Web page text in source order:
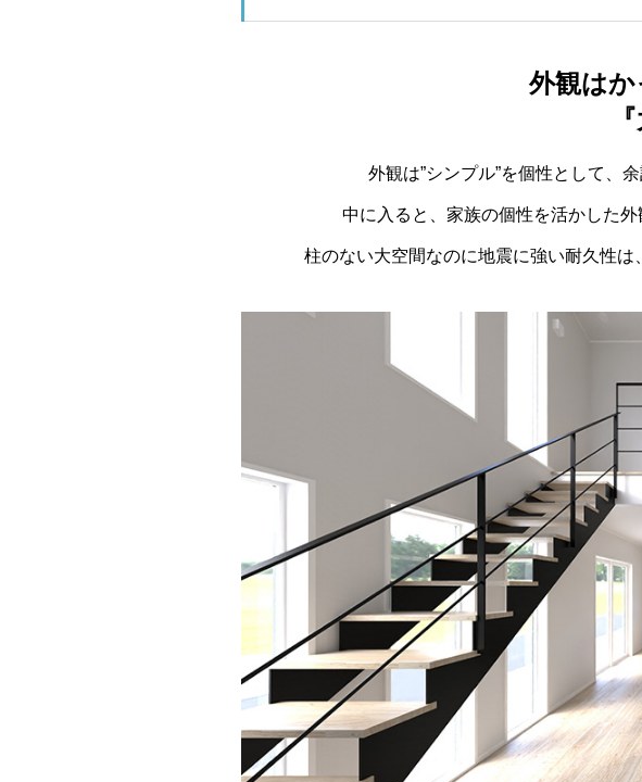
外観は
外観は”シンプル”を個性として、
中に入ると、家族の個性を活かした
柱のない大空間なのに地震に強い耐久性は